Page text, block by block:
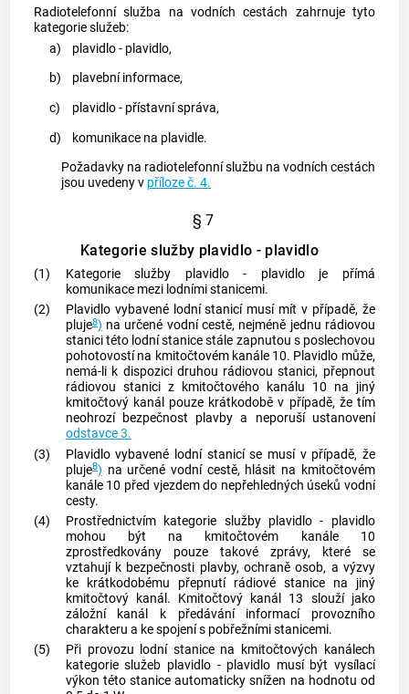
Radiotelefonní služba na vodních cestách zahrnuje tyto
kategorie služeb:
a)
plavidlo - plavidlo,
b)
plavební informace,
c)
plavidlo - přístavní správa,
d)
komunikace na plavidle.
Požadavky na radiotelefonní službu na vodních cestách
jsou uvedeny v příloze č. 4.
§ 7
Kategorie služby plavidlo - plavidlo
(1)
Kategorie služby plavidlo - plavidlo je přímá
komunikace mezi lodními stanicemi.
(2)
Plavidlo vybavené lodní stanicí musí mít v případě, že
pluje8) na určené vodní cestě, nejméně jednu rádiovou
stanici této lodní stanice stále zapnutou s poslechovou
pohotovostí na kmitočtovém kanále 10. Plavidlo může,
nemá-li k dispozici druhou rádiovou stanici, přepnout
rádiovou stanici z kmitočtového kanálu 10 na jiný
kmitočtový kanál pouze krátkodobě v případě, že tím
neohrozí bezpečnost plavby a neporuší ustanovení
odstavce 3.
(3)
Plavidlo vybavené lodní stanicí se musí v případě, že
pluje8) na určené vodní cestě, hlásit na kmitočtovém
kanále 10 před vjezdem do nepřehledných úseků vodní
cesty.
(4)
Prostřednictvím kategorie služby plavidlo - plavidlo
mohou být na kmitočtovém kanále 10
zprostředkovány pouze takové zprávy, které se
vztahují k bezpečnosti plavby, ochraně osob, a výzvy
ke krátkodobému přepnutí rádiové stanice na jiný
kmitočtový kanál. Kmitočtový kanál 13 slouží jako
záložní kanál k předávání informací provozního
charakteru a ke spojení s pobřežními stanicemi.
(5)
Při provozu lodní stanice na kmitočtových kanálech
kategorie služeb plavidlo - plavidlo musí být vysílací
výkon této stanice automaticky snížen na hodnotu od